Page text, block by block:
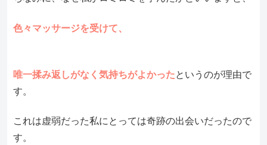
色々マッサージを受けて、
唯一揉み返しがなく気持ちがよかったというのが理由で
す。
これは虚弱だった私にとっては奇跡の出会いだったので
す。